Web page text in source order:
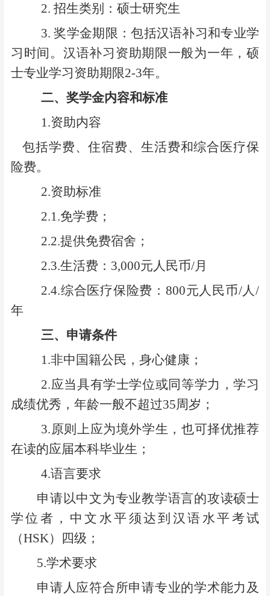
2. 招生类别：硕士研究生
3.奖学金期限：包括汉语补习和专业学
习时间。汉语补习资助期限一般为一年，硕
士专业学习资助期限2-3年。
二、奖学金内容和标准
1.资助内容
包括学费、住宿费、生活费和综合医疗保
险费。
2.资助标准
2.1.免学费；
2.2.提供免费宿舍；
2.3.生活费：3,000元人民币/月
2.4.综合医疗保险费：800元人民币/人/
年
三、申请条件
1.非中国籍公民，身心健康；
2.应当具有学士学位或同等学力，学习
成绩优秀，年龄一般不超过35周岁；
3.原则上应为境外学生，也可择优推荐
在读的应届本科毕业生；
4.语言要求
申请以中文为专业教学语言的攻读硕士
学位者，中文水平须达到汉语水平考试
（HSK）四级；
5.学术要求
申请人应符合所申请专业的学术能力及